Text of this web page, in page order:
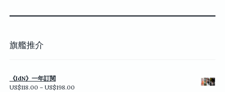
旗艦推介
《IdN》一年訂閱
US$118.00 – US$198.00價